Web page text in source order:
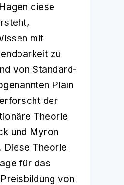
diese
mit
zu
von Standard-
Plain
der
Theorie
und Myron
Diese Theorie
für das
Preisbildung von